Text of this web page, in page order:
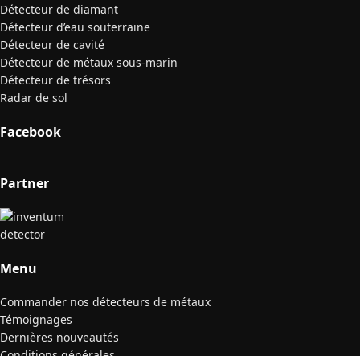
Détecteur de diamant
Détecteur d’eau souterraine
Détecteur de cavité
Détecteur de métaux sous-marin
Détecteur de trésors
Radar de sol
Facebook
Partner
Menu
Commander nos détecteurs de métaux
Témoignages
Dernières nouveautés